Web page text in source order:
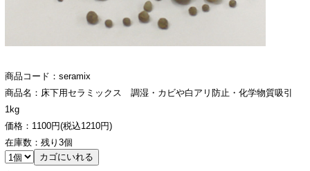
商品コード：seramix
商品名：床下用セラミックス 調湿・カビや白アリ防止・化学物質吸引
1kg
価格：1100円(税込1210円)
在庫数：残り3個